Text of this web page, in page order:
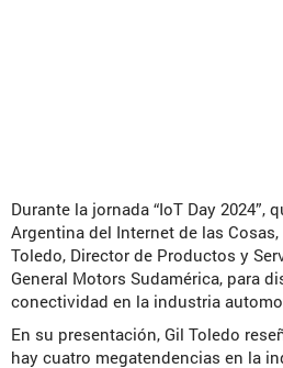
Durante la jornada “IoT Day 2024”,
Argentina del Internet de las
Toledo, Director de Productos y
General Motors Sudamérica, para
conectividad en la industria
En su presentación, Gil Toledo
hay cuatro megatendencias en la